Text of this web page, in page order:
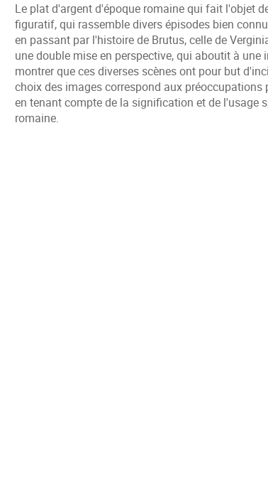
Le plat d'argent d'époque romaine qui fait l'objet
figuratif, qui rassemble divers épisodes bien
en passant par l'histoire de Brutus, celle de
une double mise en perspective, qui aboutit à
montrer que ces diverses scènes ont pour but
choix des images correspond aux
en tenant compte de la signification et de l'usage
romaine.